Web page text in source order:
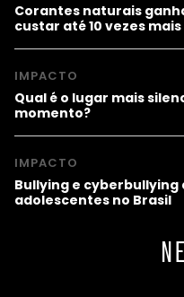
Corantes naturais
custar até 10 vezes mais
IMPACTO
Qual é o lugar mais
momento?
IMPACTO
Bullying e
adolescentes no Brasil